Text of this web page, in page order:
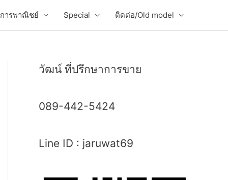
การพาณิชย์ Special ติดต่อ/Old model
วัฒน์ ที่ปรึกษาการขาย
089-442-5424
Line ID : jaruwat69